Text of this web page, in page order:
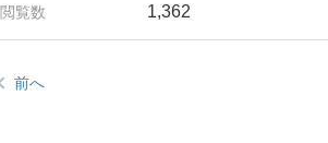
閲覧数 1,362
前へ